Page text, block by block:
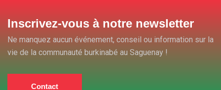
Inscrivez-vous à notre newsletter
Ne manquez aucun événement, conseil ou information sur la
vie de la communauté burkinabé au Saguenay !
Contact